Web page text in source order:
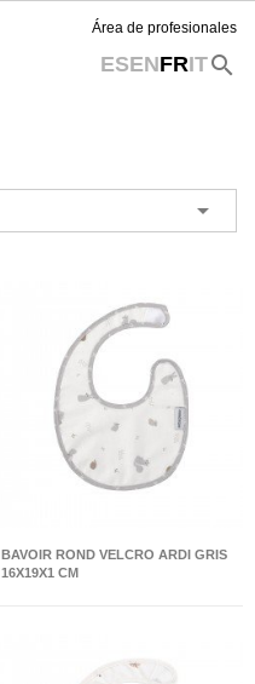
Área de profesionales
ESENFRITsearch

BAVOIR ROND VELCRO ARDI GRIS
16X19X1 CM